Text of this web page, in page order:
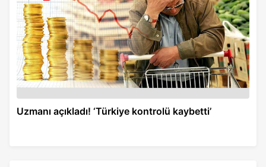
Uzmanı açıkladı! ‘Türkiye kontrolü kaybetti’